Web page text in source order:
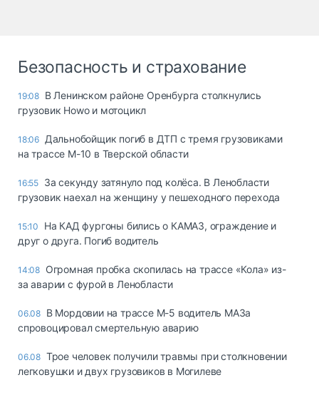
Безопасность и страхование
19:08 В Ленинском районе Оренбурга столкнулись
грузовик Howo и мотоцикл
18:06 Дальнобойщик погиб в ДТП с тремя грузовиками
на трассе М-10 в Тверской области
16:55 За секунду затянуло под колёса. В Ленобласти
грузовик наехал на женщину у пешеходного перехода
15:10
На КАД фургоны бились о КАМАЗ, ограждение и
друг о друга. Погиб водитель
14:08 Огромная пробка скопилась на трассе «Кола» из-
за аварии с фурой в Ленобласти
06.08 В Мордовии на трассе М-5 водитель МАЗа
спровоцировал смертельную аварию
06.08 Трое человек получили травмы при столкновении
легковушки и двух грузовиков в Могилеве